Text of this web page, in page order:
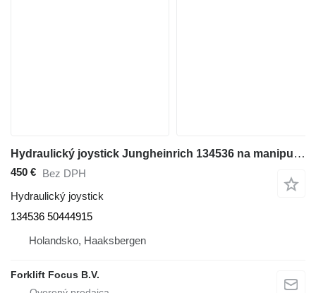
Hydraulický joystick Jungheinrich 134536 na manipulačnej techniky Jungheinrich ETV114
450 € Bez DPH
Hydraulický joystick
134536 50444915
Holandsko, Haaksbergen
Forklift Focus B.V.